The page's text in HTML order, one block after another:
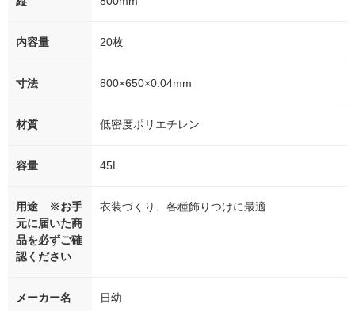
内容量 20枚
寸法 800×650×0.04mm
材質 低密度ポリエチレン
容量 45L
用途 ※お手
元に届いた商
品を必ずご確
認ください
衣装づくり、各種飾りつけに最適
メーカー名 日幼